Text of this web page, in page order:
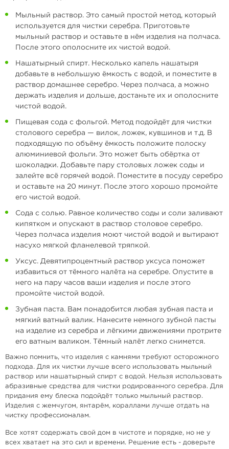
Мыльный раствор. Это самый простой метод, который
используется для чистки серебра. Приготовьте
мыльный раствор и оставьте в нём изделия на полчаса.
После этого ополосните их чистой водой.
Нашатырный спирт. Несколько капель нашатыря
добавьте в небольшую ёмкость с водой, и поместите в
раствор домашнее серебро. Через полчаса, а можно
держать изделия и дольше, достаньте их и ополосните
чистой водой.
Пищевая сода с фольгой. Метод подойдёт для чистки
столового серебра — вилок, ложек, кувшинов и т.д. В
подходящую по объёму ёмкость положите полоску
алюминиевой фольги. Это может быть обёртка от
шоколадки. Добавьте пару столовых ложек соды и
залейте всё горячей водой. Поместите в посуду серебро
и оставьте на 20 минут. После этого хорошо промойте
его чистой водой.
Сода с солью. Равное количество соды и соли заливают
кипятком и опускают в раствор столовое серебро.
Через полчаса изделия моют чистой водой и вытирают
насухо мягкой фланелевой тряпкой.
Уксус. Девятипроцентный раствор уксуса поможет
избавиться от тёмного налёта на серебре. Опустите в
него на пару часов ваши изделия и после этого
промойте чистой водой.
Зубная паста. Вам понадобится любая зубная паста и
мягкий ватный валик. Нанесите немного зубной пасты
на изделие из серебра и лёгкими движениями протрите
его ватным валиком. Тёмный налёт легко снимется.
Важно помнить, что изделия с камнями требуют осторожного
подхода. Для их чистки лучше всего использовать мыльный
раствор или нашатырный спирт с водой. Нельзя использовать
абразивные средства для чистки родированного серебра. Для
придания ему блеска подойдёт только мыльный раствор.
Изделия с жемчугом, янтарём, кораллами лучше отдать на
чистку профессионалам.
Все хотят содержать свой дом в чистоте и порядке, но не у
всех хватает на это сил и времени. Решение есть - доверьте